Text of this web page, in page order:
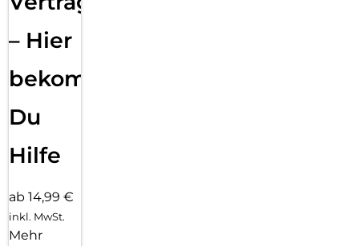
– Hier
bekommst
Du
Hilfe
ab 14,99 €
inkl. MwSt.
Mehr